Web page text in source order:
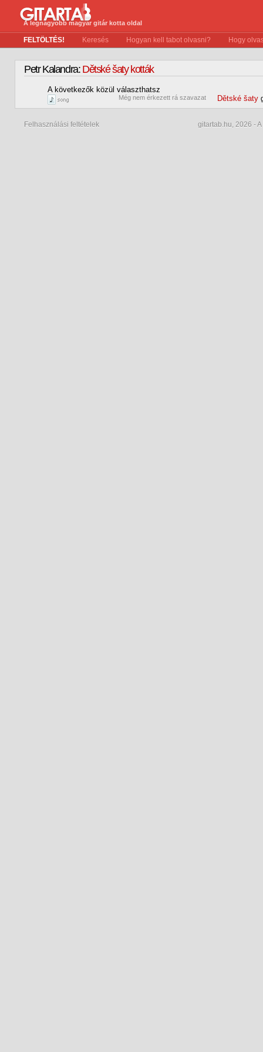
A legnagyobb magyar gitár kotta oldal
FELTÖLTÉS! Keresés Hogyan kell tabot olvasni? Hogy
Petr Kalandra:Dětské šaty kották
A következők közül választhatsz
Még nem érkezett rá szavazat Dětské šaty
Felhasználási feltételek gitartab.hu, 2026 -